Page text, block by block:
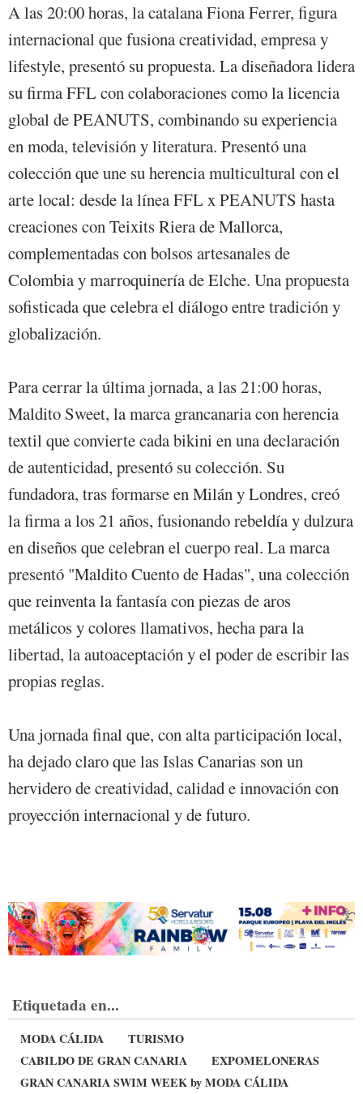
A las 20:00 horas, la catalana Fiona Ferrer, figura
internacional que fusiona creatividad, empresa y
lifestyle, presentó su propuesta. La diseñadora lidera
su firma FFL con colaboraciones como la licencia
global de PEANUTS, combinando su experiencia
en moda, televisión y literatura. Presentó una
colección que une su herencia multicultural con el
arte local: desde la línea FFL x PEANUTS hasta
creaciones con Teixits Riera de Mallorca,
complementadas con bolsos artesanales de
Colombia y marroquinería de Elche. Una propuesta
sofisticada que celebra el diálogo entre tradición y
globalización.
Para cerrar la última jornada, a las 21:00 horas,
Maldito Sweet, la marca grancanaria con herencia
textil que convierte cada bikini en una declaración
de autenticidad, presentó su colección. Su
fundadora, tras formarse en Milán y Londres, creó
la firma a los 21 años, fusionando rebeldía y dulzura
en diseños que celebran el cuerpo real. La marca
presentó "Maldito Cuento de Hadas", una colección
que reinventa la fantasía con piezas de aros
metálicos y colores llamativos, hecha para la
libertad, la autoaceptación y el poder de escribir las
propias reglas.
Una jornada final que, con alta participación local,
ha dejado claro que las Islas Canarias son un
hervidero de creatividad, calidad e innovación con
proyección internacional y de futuro.
Etiquetada en...
MODA CÁLIDA
TURISMO
CABILDO DE GRAN CANARIA
EXPOMELONERAS
GRAN CANARIA SWIM WEEK by MODA CÁLIDA